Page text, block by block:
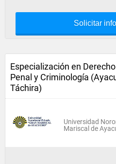
Solicitar
Especialización en Derecho
Penal y Criminología
Táchira)
Universidad
Mariscal de